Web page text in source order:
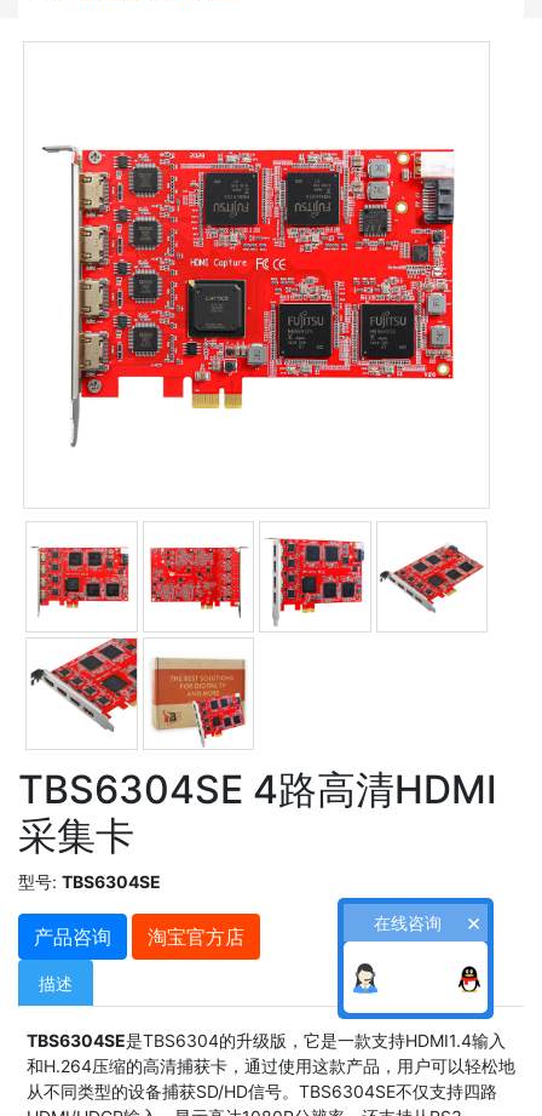
TBS6304SE 4路高清HDMI
采集卡
型号: TBS6304SE
产品咨询 淘宝官方店
描述
TBS6304SE是TBS6304的升级版，它是一款支持HDMI1.4输入
和H.264压缩的高清捕获卡，通过使用这款产品，用户可以轻松地
从不同类型的设备捕获SD/HD信号。TBS6304SE不仅支持四路
在线咨询 ×